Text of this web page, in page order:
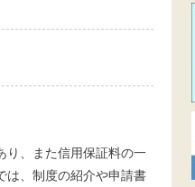
り、また信用保証料の一
は、制度の紹介や申請書